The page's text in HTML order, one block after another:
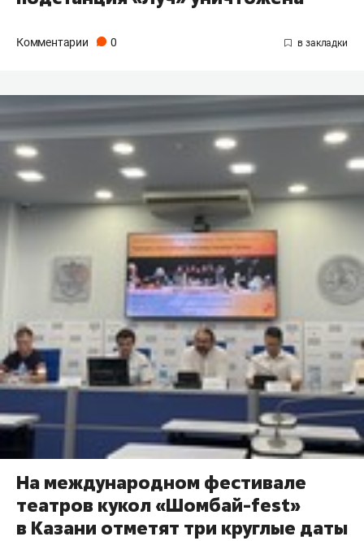
Комментарии 0
На международном фестивале
театров кукол «Шомбай-fest»
в Казани отметят три круглые даты